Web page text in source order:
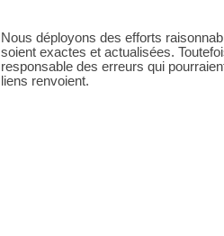
Nous déployons des efforts
soient exactes et actualisées.
responsable des erreurs qui
liens renvoient.